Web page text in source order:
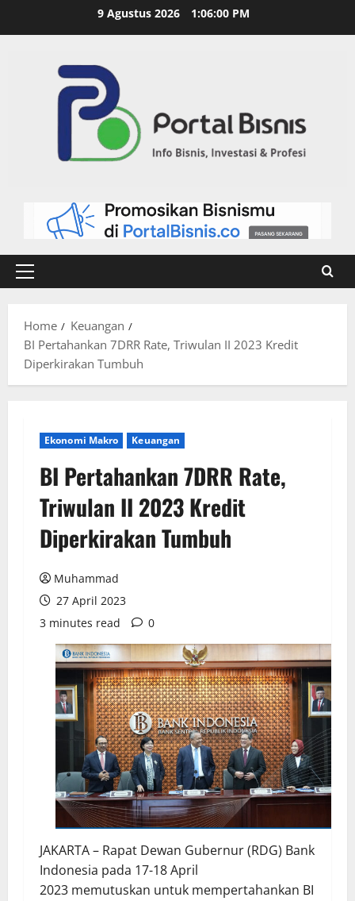
9 Agustus 2026 1:06:01 PM
Home
Keuangan
BI Pertahankan 7DRR Rate, Triwulan II 2023 Kredit
Diperkirakan Tumbuh
Ekonomi Makro Keuangan
BI Pertahankan 7DRR Rate,
Triwulan II 2023 Kredit
Diperkirakan Tumbuh
Muhammad
27 April 2023
3 minutes read
0
JAKARTA – Rapat Dewan Gubernur (RDG) Bank
Indonesia pada 17-18 April
2023 memutuskan untuk mempertahankan BI